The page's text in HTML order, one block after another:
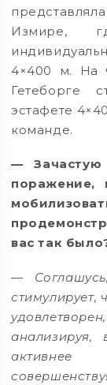
Измире,
4×400 м. На
Гетеборге
эстафете
команде.
— Зачастую
поражение,
вас так
—
стимулирует,
активнее